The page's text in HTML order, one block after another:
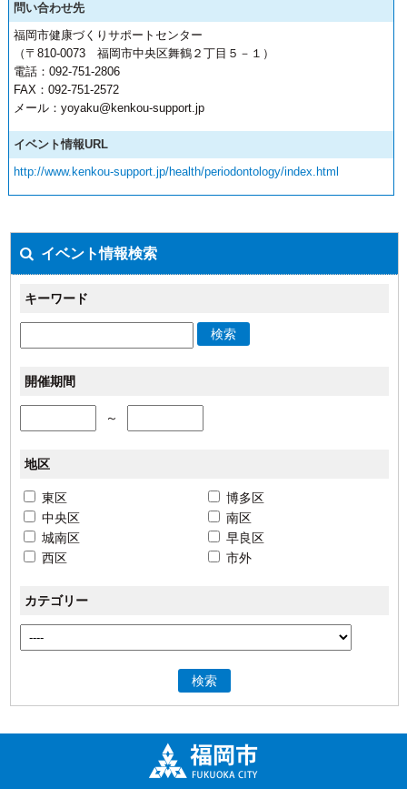
問い合わせ先
福岡市健康づくりサポートセンター
（〒810-0073 福岡市中央区舞鶴２丁目５－１）
電話：092-751-2806
FAX：092-751-2572
メール：yoyaku@kenkou-support.jp
イベント情報URL
http://www.kenkou-support.jp/health/periodontology/index.html
イベント情報検索
キーワード
検索
開催期間
～
地区
東区
博多区
中央区
南区
城南区
早良区
西区
市外
カテゴリー
検索